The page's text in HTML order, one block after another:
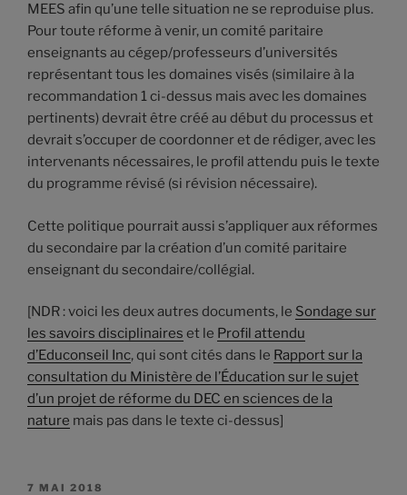
MEES afin qu’une telle situation ne se reproduise plus.
Pour toute réforme à venir, un comité paritaire
enseignants au cégep/professeurs d’universités
représentant tous les domaines visés (similaire à la
recommandation 1 ci-dessus mais avec les domaines
pertinents) devrait être créé au début du processus et
devrait s’occuper de coordonner et de rédiger, avec les
intervenants nécessaires, le profil attendu puis le texte
du programme révisé (si révision nécessaire).
Cette politique pourrait aussi s’appliquer aux réformes
du secondaire par la création d’un comité paritaire
enseignant du secondaire/collégial.
[NDR : voici les deux autres documents, le Sondage sur
les savoirs disciplinaires et le Profil attendu
d’Educonseil Inc, qui sont cités dans le Rapport sur la
consultation du Ministère de l’Éducation sur le sujet
d’un projet de réforme du DEC en sciences de la
nature mais pas dans le texte ci-dessus]
PUBLIÉ
7 MAI 2018